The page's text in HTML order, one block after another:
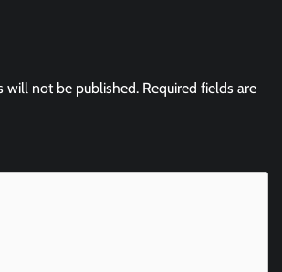
will not be published. Required fields are